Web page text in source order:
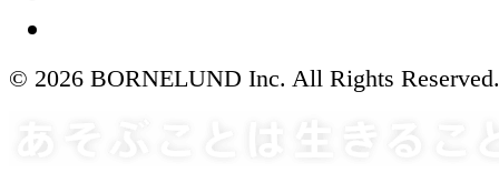
© 2026 BORNELUND Inc. All Rights Reserved.